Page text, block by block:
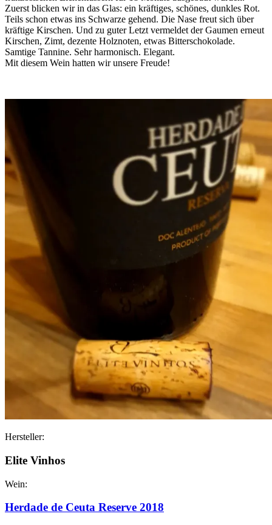
Zuerst blicken wir in das Glas: ein kräftiges, schönes, dunkles Rot.
Teils schon etwas ins Schwarze gehend. Die Nase freut sich über
kräftige Kirschen. Und zu guter Letzt vermeldet der Gaumen erneut
Kirschen, Zimt, dezente Holznoten, etwas Bitterschokolade.
Samtige Tannine. Sehr harmonisch. Elegant.
Mit diesem Wein hatten wir unsere Freude!
Hersteller:
Elite Vinhos
Wein:
Herdade de Ceuta Reserve 2018